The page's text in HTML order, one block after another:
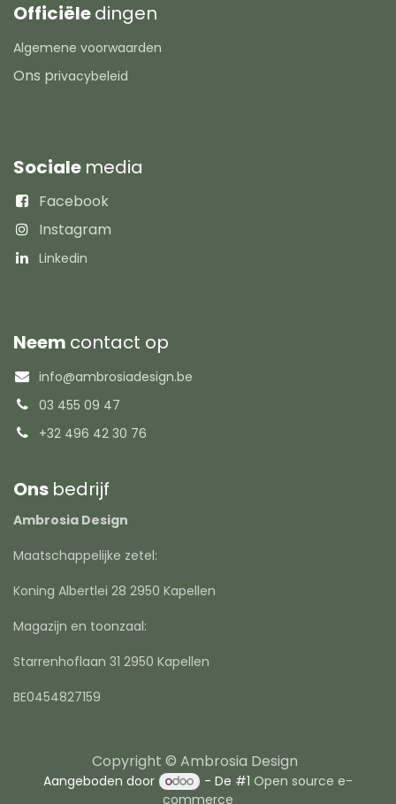
Officiëledingen
Algemene voorwaarden
Ons privacybeleid
Sociale media
Facebook
Instagram
Linkedin
Neem contact op
info@ambrosiadesign.be
03 455 09 47
+32 496 42 30 76
Ons bedrijf
Ambrosia Design
Maatschappelijke zetel:
Koning Albertlei 28 2950 Kapellen
Magazijn en toonzaal:
Starrenhoflaan 31 2950 Kapellen
BE0454827159
Copyright © Ambrosia Design
Aangeboden door - De #1 Open source e-
commerce